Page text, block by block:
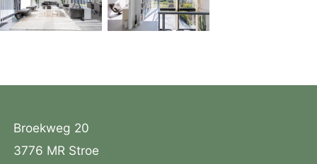
Broekweg 20
3776 MR Stroe